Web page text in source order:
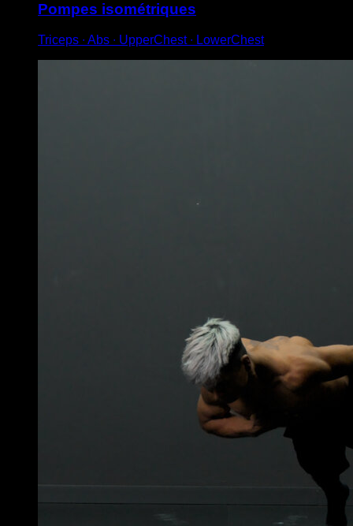
Pompes isométriques
Triceps ∙ Abs ∙ UpperChest ∙ LowerChest